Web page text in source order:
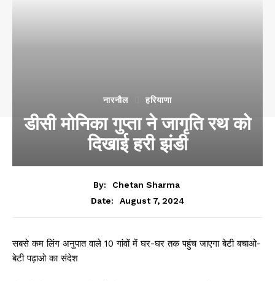
नारनौल हरियाणा
डीसी मोनिका गुप्ता ने जागृति रथ को
दिखाई हरी झंडी
By:
Chetan Sharma
Date:
August 7, 2024
सबसे कम लिंग अनुपात वाले 10 गांवों में घर-घर तक पहुंच जाएगा बेटी बचाओ-
बेटी पढ़ाओ का संदेश